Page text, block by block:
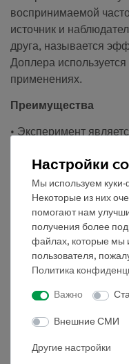
воспринимаемой
источник и
друга, называется
Доплера
применениях.
Преимущества
• Эксперимент
• Особенно подходит
эксперимента для
• С подробной
учеников
• Требуется
быстрое движение,
опишите, что Вы
Настройки
Мы используем
Некоторые из них
помогают нам
получения более
файлах, которые мы
пользователя,
Политика
Важно
Внешние СМИ
Другие настройки